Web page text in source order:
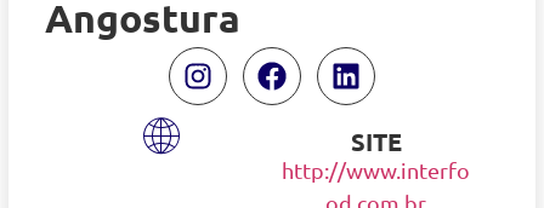
Angostura
SITE
http://www.interfo